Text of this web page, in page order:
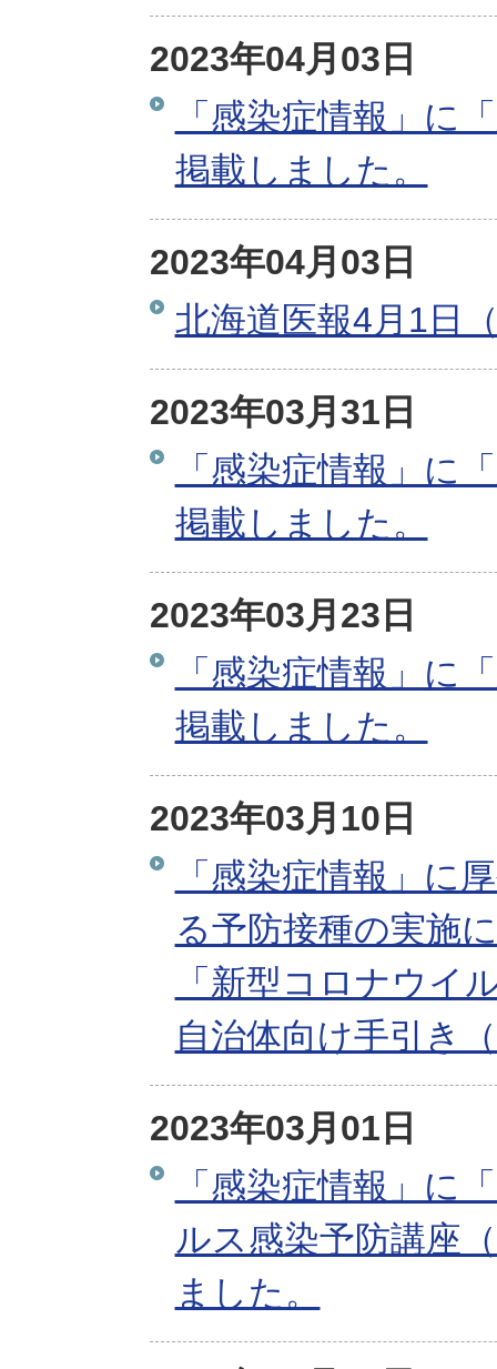
2023年04月03日
「感染症情報」に
掲載しました。
2023年04月03日
北海道医報4月1日
2023年03月31日
「感染症情報」に
掲載しました。
2023年03月23日
「感染症情報」に
掲載しました。
2023年03月10日
「感染症情報」に
る予防接種の実施
「新型コロナウイ
自治体向け手引き
2023年03月01日
「感染症情報」に
ルス感染予防講座
ました。